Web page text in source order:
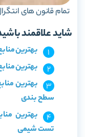
تمام قانون های
شاید علاقمند
بهترین
بهترین
سطح بندی
تست شیمی